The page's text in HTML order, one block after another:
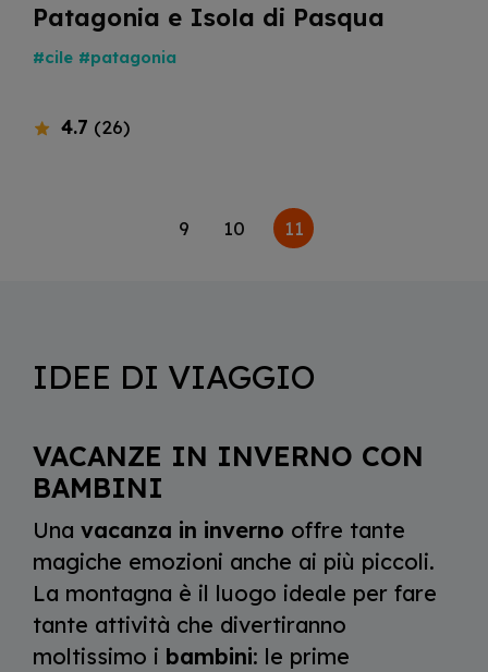
Patagonia e Isola di Pasqua
#cile #patagonia
4.7 (26)
9 10 11
IDEE DI VIAGGIO
VACANZE IN INVERNO CON
BAMBINI
Una vacanza in inverno offre tante
magiche emozioni anche ai più piccoli.
La montagna è il luogo ideale per fare
tante attività che divertiranno
moltissimo i bambini: le prime